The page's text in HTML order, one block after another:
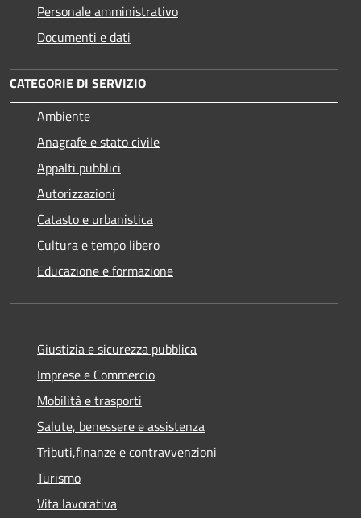
Personale amministrativo
Documenti e dati
CATEGORIE DI SERVIZIO
Ambiente
Anagrafe e stato civile
Appalti pubblici
Autorizzazioni
Catasto e urbanistica
Cultura e tempo libero
Educazione e formazione
Giustizia e sicurezza pubblica
Imprese e Commercio
Mobilità e trasporti
Salute, benessere e assistenza
Tributi,finanze e contravvenzioni
Turismo
Vita lavorativa